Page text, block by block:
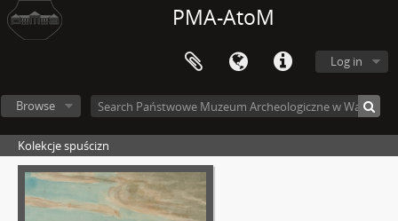
PMA-AtoM
Log in
Browse
Kolekcje spuścizn